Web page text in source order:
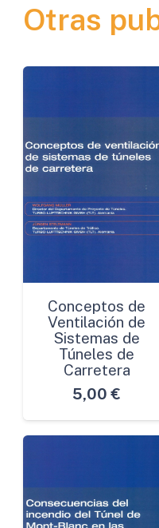
Otras
Conceptos de
Ventilación de
Sistemas de
Túneles de
Carretera
5,00 €